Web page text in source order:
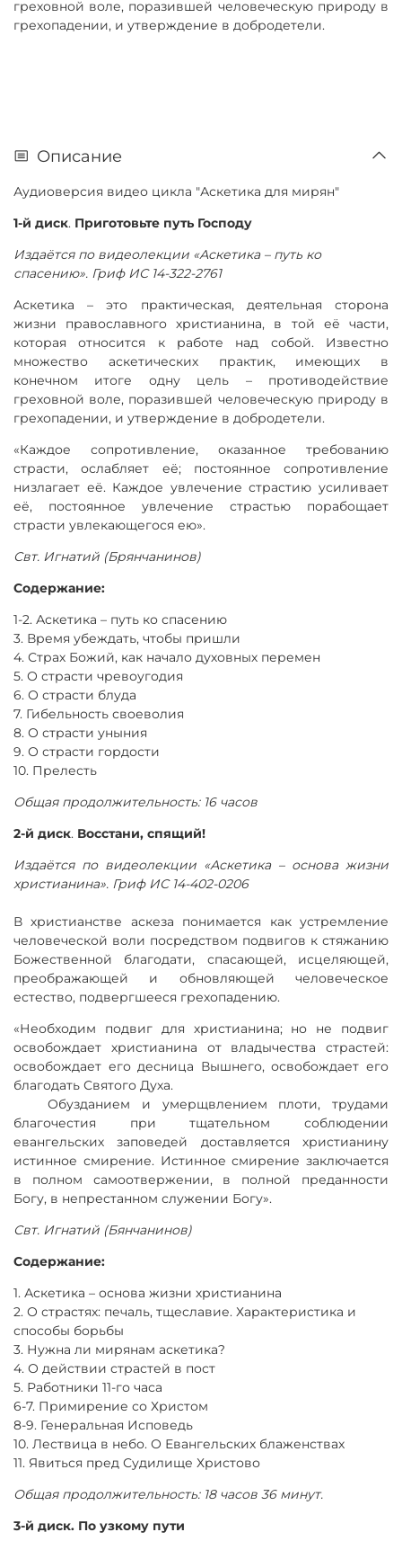
греховной воле, поразившей человеческую природу в
грехопадении, и утверждение в добродетели.
Описание
Аудиоверсия видео цикла "Аскетика для мирян"
1-й диск. Приготовьте путь Господу
Издаётся по видеолекции «Аскетика – путь ко
спасению». Гриф ИС 14-322-2761
Аскетика – это практическая, деятельная сторона
жизни православного христианина, в той её части,
которая относится к работе над собой. Известно
множество аскетических практик, имеющих в
конечном итоге одну цель – противодействие
греховной воле, поразившей человеческую природу в
грехопадении, и утверждение в добродетели.
«Каждое сопротивление, оказанное требованию
страсти, ослабляет её; постоянное сопротивление
низлагает её. Каждое увлечение страстию усиливает
её, постоянное увлечение страстью порабощает
страсти увлекающегося ею».
Свт. Игнатий (Брянчанинов)
Содержание:
1-2. Аскетика – путь ко спасению
3. Время убеждать, чтобы пришли
4. Страх Божий, как начало духовных перемен
5. О страсти чревоугодия
6. О страсти блуда
7. Гибельность своеволия
8. О страсти уныния
9. О страсти гордости
10. Прелесть
Общая продолжительность: 16 часов
2-й диск. Восстани, спящий!
Издаётся по видеолекции «Аскетика – основа жизни
христианина». Гриф ИС 14-402-0206
В христианстве аскеза понимается как устремление
человеческой воли посредством подвигов к стяжанию
Божественной благодати, спасающей, исцеляющей,
преображающей и обновляющей человеческое
естество, подвергшееся грехопадению.
«Необходим подвиг для христианина; но не подвиг
освобождает христианина от владычества страстей:
освобождает его десница Вышнего, освобождает его
благодать Святого Духа.
Обузданием и умерщвлением плоти, трудами
благочестия при тщательном соблюдении
евангельских заповедей доставляется христианину
истинное смирение. Истинное смирение заключается
в полном самоотвержении, в полной преданности
Богу, в непрестанном служении Богу».
Свт. Игнатий (Бянчанинов)
Содержание:
1. Аскетика – основа жизни христианина
2. О страстях: печаль, тщеславие. Характеристика и
способы борьбы
3. Нужна ли мирянам аскетика?
4. О действии страстей в пост
5. Работники 11-го часа
6-7. Примирение со Христом
8-9. Генеральная Исповедь
10. Лествица в небо. О Евангельских блаженствах
11. Явиться пред Судилище Христово
Общая продолжительность: 18 часов 36 минут.
3-й диск. По узкому пути